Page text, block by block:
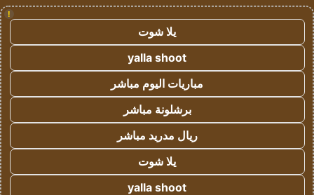
!
يلا شوت
yalla shoot
مباريات اليوم مباشر
برشلونة مباشر
ريال مدريد مباشر
يلا شوت
yalla shoot